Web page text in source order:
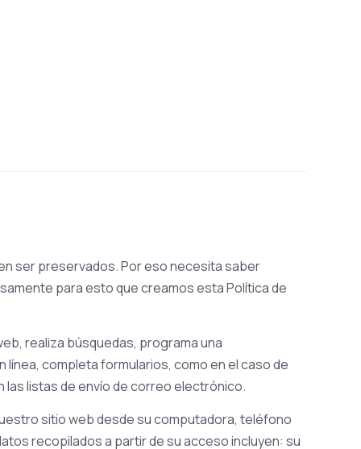
ser preservados. Por eso necesita saber
para esto que creamos esta Política de
realiza búsquedas, programa una
completa formularios, como en el caso de
listas de envío de correo electrónico.
sitio web desde su computadora, teléfono
recopilados a partir de su acceso incluyen: su